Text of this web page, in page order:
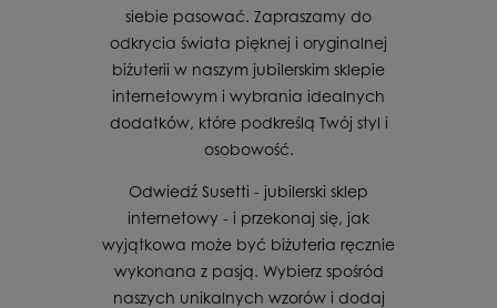
siebie pasować. Zapraszamy do
odkrycia świata pięknej i oryginalnej
biżuterii w naszym jubilerskim sklepie
internetowym i wybrania idealnych
dodatków, które podkreślą Twój styl i
osobowość.
Odwiedź Susetti - jubilerski sklep
internetowy - i przekonaj się, jak
wyjątkowa może być biżuteria ręcznie
wykonana z pasją. Wybierz spośród
naszych unikalnych wzorów i dodaj